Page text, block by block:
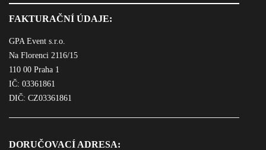
FAKTURAČNÍ ÚDAJE:
GPA Event s.r.o.
Na Florenci 2116/15
110 00 Praha 1
IČ: 03361861
DIČ: CZ03361861
DORUČOVACÍ ADRESA: